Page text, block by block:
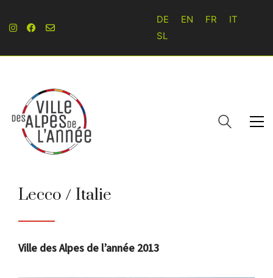
DE EN FR
IT
SL
Lecco / Italie
Ville des Alpes de l’année 2013